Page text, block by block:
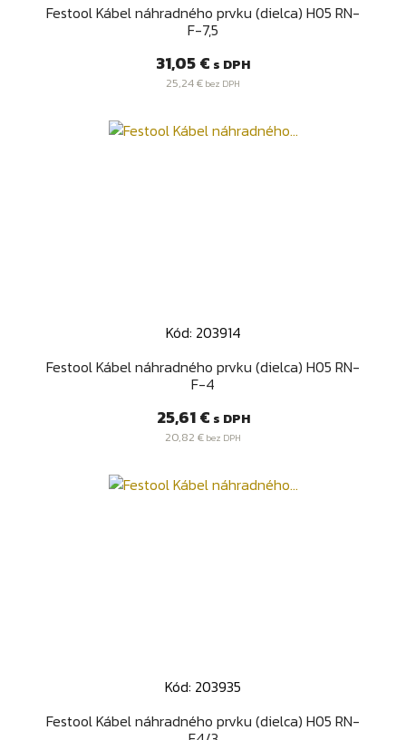
Festool Kábel náhradného prvku (dielca) H05 RN-
F-7,5
Cena
31,05 € s DPH
25,24 € bez DPH
Kód: 203914
Festool Kábel náhradného prvku (dielca) H05 RN-
F-4
Cena
25,61 € s DPH
20,82 € bez DPH
Kód: 203935
Festool Kábel náhradného prvku (dielca) H05 RN-